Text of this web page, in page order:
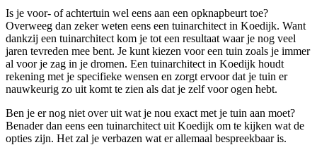
Is je voor- of achtertuin wel eens aan een opknapbeurt toe?
Overweeg dan zeker weten eens een tuinarchitect in Koedijk. Want
dankzij een tuinarchitect kom je tot een resultaat waar je nog veel
jaren tevreden mee bent. Je kunt kiezen voor een tuin zoals je immer
al voor je zag in je dromen. Een tuinarchitect in Koedijk houdt
rekening met je specifieke wensen en zorgt ervoor dat je tuin er
nauwkeurig zo uit komt te zien als dat je zelf voor ogen hebt.
Ben je er nog niet over uit wat je nou exact met je tuin aan moet?
Benader dan eens een tuinarchitect uit Koedijk om te kijken wat de
opties zijn. Het zal je verbazen wat er allemaal bespreekbaar is.